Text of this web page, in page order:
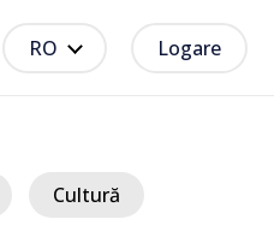
RO Logare
Cultură